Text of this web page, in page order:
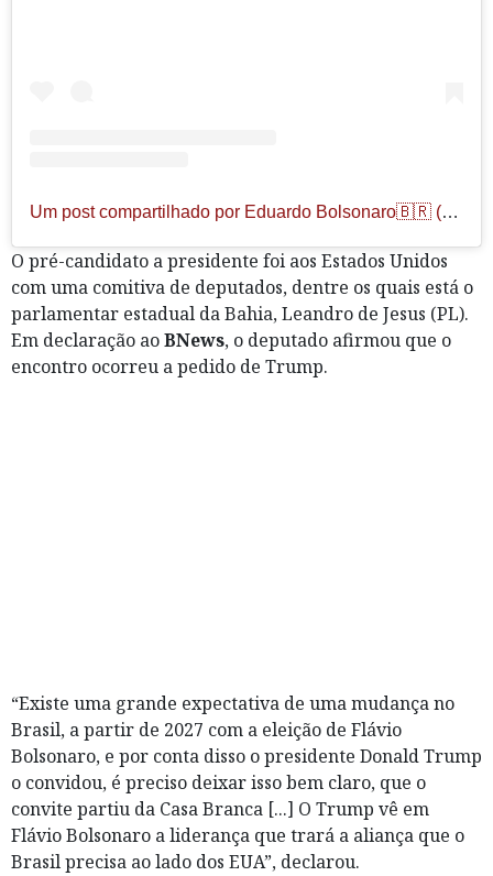
Um post compartilhado por Eduardo Bolsonaro🇧🇷 (@bolsonarosp)
O pré-candidato a presidente foi aos Estados Unidos
com uma comitiva de deputados, dentre os quais está o
parlamentar estadual da Bahia, Leandro de Jesus (PL).
Em declaração aoBNews, o deputado afirmou que o
encontro ocorreu a pedido de Trump.
“Existe uma grande expectativa de uma mudança no
Brasil, a partir de 2027 com a eleição de Flávio
Bolsonaro, e por conta disso o presidente Donald Trump
o convidou, é preciso deixar isso bem claro, que o
convite partiu da Casa Branca [...] O Trump vê em
Flávio Bolsonaro a liderança que trará a aliança que o
Brasil precisa ao lado dos EUA”, declarou.